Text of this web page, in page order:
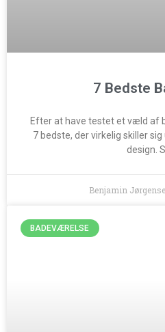
7 Bedste
Efter at have testet et væld af
7 bedste, der virkelig skiller
design.
Benjamin
BADEVÆRELSE